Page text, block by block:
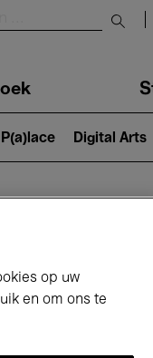
Digital Arts
op uw
en om ons te